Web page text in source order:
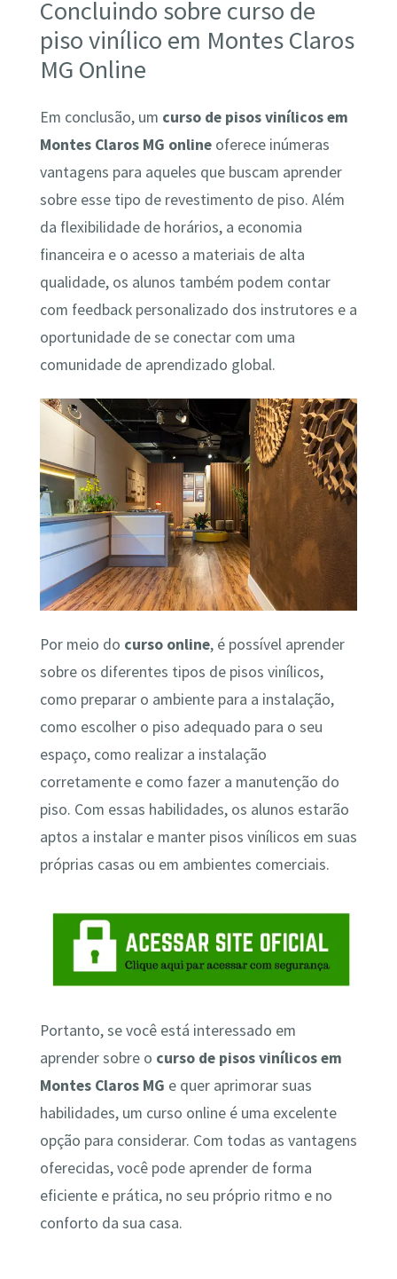
Concluindo sobre curso de
piso vinílico em Montes Claros
MG Online
Em conclusão, um curso de pisos vinílicos em
Montes Claros MG onlineoferece inúmeras
vantagens para aqueles que buscam aprender
sobre esse tipo de revestimento de piso. Além
da flexibilidade de horários, a economia
financeira e o acesso a materiais de alta
qualidade, os alunos também podem contar
com feedback personalizado dos instrutores e a
oportunidade de se conectar com uma
comunidade de aprendizado global.
Por meio do curso online, é possível aprender
sobre os diferentes tipos de pisos vinílicos,
como preparar o ambiente para a instalação,
como escolher o piso adequado para o seu
espaço, como realizar a instalação
corretamente e como fazer a manutenção do
piso. Com essas habilidades, os alunos estarão
aptos a instalar e manter pisos vinílicos em suas
próprias casas ou em ambientes comerciais.
Portanto, se você está interessado em
aprender sobre o curso de pisos vinílicos em
Montes Claros MG e quer aprimorar suas
habilidades, um curso online é uma excelente
opção para considerar. Com todas as vantagens
oferecidas, você pode aprender de forma
eficiente e prática, no seu próprio ritmo e no
conforto da sua casa.